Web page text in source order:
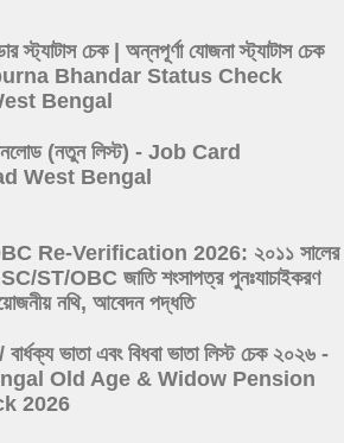
স্ট্যাটাস চেক | অন্নপূর্ণা যোজনা স্ট্যাটাস চেক
Bhandar Status Check
Bengal
(নতুন লিস্ট) - Job Card
West Bengal
Re-Verification 2026: ২০১১ সালের
ST/OBC জাতি শংসাপত্র পুনঃযাচাইকরণ
নথি, আবেদন পদ্ধতি
ভাতা এবং বিধবা ভাতা লিস্ট চেক ২০২৬ -
Old Age & Widow Pension
2026